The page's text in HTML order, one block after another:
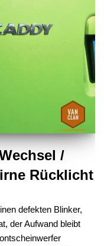
/
Rücklicht
defekten Blinker,
der Aufwand bleibt